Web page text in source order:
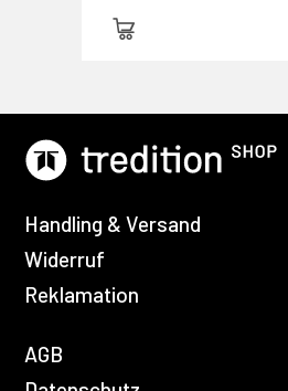
Handling & Versand
Widerruf
Reklamation
AGB